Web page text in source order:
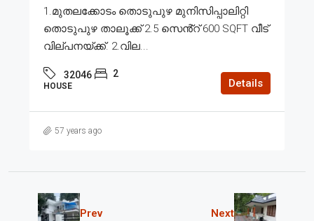
1.മുതലക്കോടം തൊടുപുഴ മുനിസിപ്പാലിറ്റി
തൊടുപുഴ താലൂക്ക് 2.5 സെൻ്റ് 600 SQFT വീട്
വില്പനയ്ക്ക്. 2.വില...
32046 2
HOUSE Details
57 years ago
Prev Next